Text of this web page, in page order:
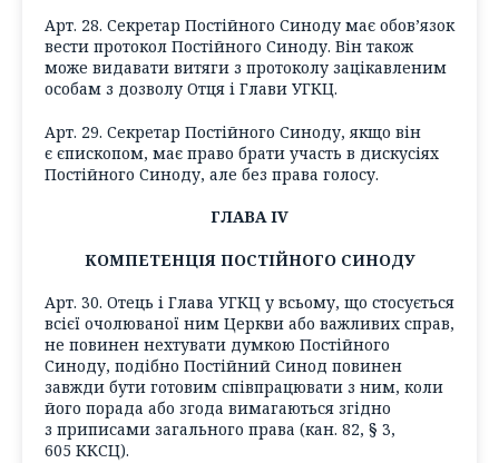
Арт. 28. Секретар Постійного Синоду має обов’язок
вести протокол Постійного Синоду. Він також
може видавати витяги з протоколу зацікавленим
особам з дозволу Отця і Глави УГКЦ.
Арт. 29. Секретар Постійного Синоду, якщо він
є єпископом, має право брати участь в дискусіях
Постійного Синоду, але без права голосу.
ГЛАВА IV
КОМПЕТЕНЦІЯ ПОСТІЙНОГО СИНОДУ
Арт. 30. Отець і Глава УГКЦ у всьому, що стосується
всієї очолюваної ним Церкви або важливих справ,
не повинен нехтувати думкою Постійного
Синоду, подібно Постійний Синод повинен
завжди бути готовим співпрацювати з ним, коли
його порада або згода вимагаються згідно
з приписами загального права (кан. 82, § 3,
605 ККСЦ).